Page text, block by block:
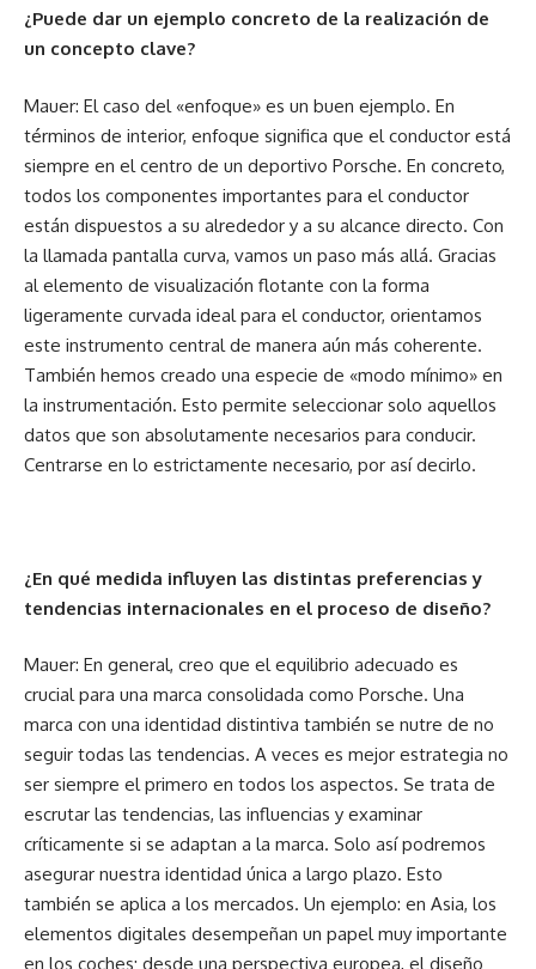
¿Puede dar un ejemplo concreto de la realización de
un concepto clave?
Mauer: El caso del «enfoque» es un buen ejemplo. En
términos de interior, enfoque significa que el conductor está
siempre en el centro de un deportivo Porsche. En concreto,
todos los componentes importantes para el conductor
están dispuestos a su alrededor y a su alcance directo. Con
la llamada pantalla curva, vamos un paso más allá. Gracias
al elemento de visualización flotante con la forma
ligeramente curvada ideal para el conductor, orientamos
este instrumento central de manera aún más coherente.
También hemos creado una especie de «modo mínimo» en
la instrumentación. Esto permite seleccionar solo aquellos
datos que son absolutamente necesarios para conducir.
Centrarse en lo estrictamente necesario, por así decirlo.
¿En qué medida influyen las distintas preferencias y
tendencias internacionales en el proceso de diseño?
Mauer: En general, creo que el equilibrio adecuado es
crucial para una marca consolidada como Porsche. Una
marca con una identidad distintiva también se nutre de no
seguir todas las tendencias. A veces es mejor estrategia no
ser siempre el primero en todos los aspectos. Se trata de
escrutar las tendencias, las influencias y examinar
críticamente si se adaptan a la marca. Solo así podremos
asegurar nuestra identidad única a largo plazo. Esto
también se aplica a los mercados. Un ejemplo: en Asia, los
elementos digitales desempeñan un papel muy importante
en los coches; desde una perspectiva europea, el diseño